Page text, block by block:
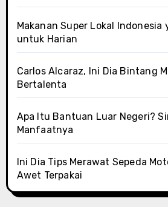
Makanan Super Lokal Indonesia
untuk Harian
Carlos Alcaraz, Ini Dia Bintang
Bertalenta
Apa Itu Bantuan Luar Negeri?
Manfaatnya
Ini Dia Tips Merawat Sepeda
Awet Terpakai